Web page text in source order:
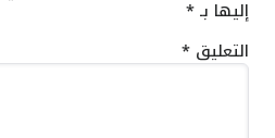
إليها بـ*
التعليق *